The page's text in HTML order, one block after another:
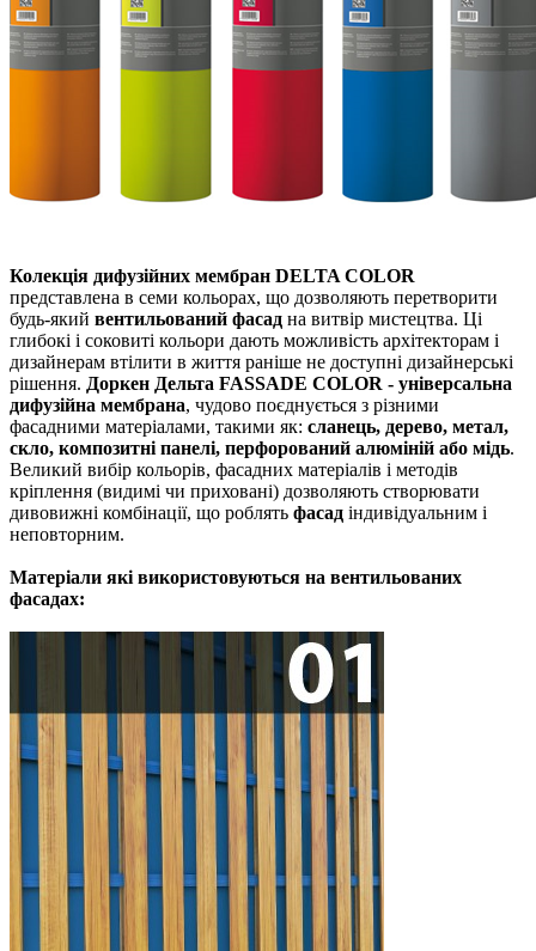
Колекція дифузійних мембран DELTA COLOR
представлена ​​в семи кольорах, що дозволяють перетворити
будь-який вентильований фасад на витвір мистецтва. Ці
глибокі і соковиті кольори дають можливість архітекторам і
дизайнерам втілити в життя раніше не доступні дизайнерські
рішення. Доркен Дельта FASSADE COLOR - універсальна
дифузійна мембрана, чудово поєднується з різними
фасадними матеріалами, такими як: сланець, дерево, метал,
скло, композитні панелі, перфорований алюміній або мідь.
Великий вибір кольорів, фасадних матеріалів і методів
кріплення (видимі чи приховані) дозволяють створювати
дивовижні комбінації, що роблять фасад індивідуальним і
неповторним.
Матеріали які використовуються на вентильованих
фасадах: